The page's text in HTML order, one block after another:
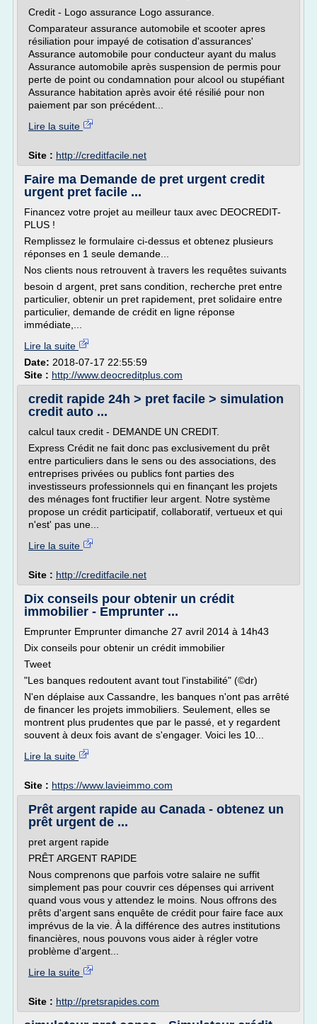
Credit - Logo assurance Logo assurance.
Comparateur assurance automobile et scooter apres
résiliation pour impayé de cotisation d'assurances'
Assurance automobile pour conducteur ayant du malus
Assurance automobile après suspension de permis pour
perte de point ou condamnation pour alcool ou stupéfiant
Assurance habitation après avoir été résilié pour non
paiement par son précédent...
Lire la suite
Site : http://creditfacile.net
Faire ma Demande de pret urgent credit
urgent pret facile ...
Financez votre projet au meilleur taux avec DEOCREDIT-
PLUS !
Remplissez le formulaire ci-dessus et obtenez plusieurs
réponses en 1 seule demande...
Nos clients nous retrouvent à travers les requêtes suivants
besoin d argent, pret sans condition, recherche pret entre
particulier, obtenir un pret rapidement, pret solidaire entre
particulier, demande de crédit en ligne réponse
immédiate,...
Lire la suite
Date: 2018-07-17 22:55:59
Site : http://www.deocreditplus.com
credit rapide 24h > pret facile > simulation
credit auto ...
calcul taux credit - DEMANDE UN CREDIT.
Express Crédit ne fait donc pas exclusivement du prêt
entre particuliers dans le sens ou des associations, des
entreprises privées ou publics font parties des
investisseurs professionnels qui en finançant les projets
des ménages font fructifier leur argent. Notre système
propose un crédit participatif, collaboratif, vertueux et qui
n'est' pas une...
Lire la suite
Site : http://creditfacile.net
Dix conseils pour obtenir un crédit
immobilier - Emprunter ...
Emprunter Emprunter dimanche 27 avril 2014 à 14h43
Dix conseils pour obtenir un crédit immobilier
Tweet
"Les banques redoutent avant tout l'instabilité" (©dr)
N'en déplaise aux Cassandre, les banques n'ont pas arrêté
de financer les projets immobiliers. Seulement, elles se
montrent plus prudentes que par le passé, et y regardent
souvent à deux fois avant de s'engager. Voici les 10...
Lire la suite
Site : https://www.lavieimmo.com
Prêt argent rapide au Canada - obtenez un
prêt urgent de ...
pret argent rapide
PRÊT ARGENT RAPIDE
Nous comprenons que parfois votre salaire ne suffit
simplement pas pour couvrir ces dépenses qui arrivent
quand vous vous y attendez le moins. Nous offrons des
prêts d'argent sans enquête de crédit pour faire face aux
imprévus de la vie. À la différence des autres institutions
financières, nous pouvons vous aider à régler votre
problème d'argent...
Lire la suite
Site : http://pretsrapides.com